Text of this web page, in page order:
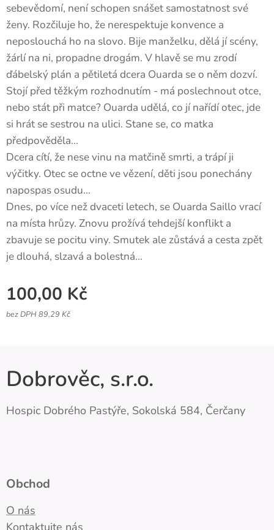
sebevědomí, není schopen snášet samostatnost své
ženy. Rozčiluje ho, že nerespektuje konvence a
neposlouchá ho na slovo. Bije manželku, dělá jí scény,
žárlí na ni, propadne drogám. V hlavě se mu zrodí
ďábelský plán a pětiletá dcera Ouarda se o něm dozví.
Stojí před těžkým rozhodnutím - má poslechnout otce,
nebo stát při matce? Ouarda udělá, co jí nařídí otec, jde
si hrát se sestrou na ulici. Stane se, co matka
předpověděla...
Dcera cítí, že nese vinu na matčině smrti, a trápí ji
výčitky. Otec se octne ve vězení, děti jsou ponechány
napospas osudu...
Dnes, po více než dvaceti letech, se Ouarda Saillo vrací
na místa hrůzy. Znovu prožívá tehdejší konflikt a
zbavuje se pocitu viny. Smutek ale zůstává a cesta zpět
je dlouhá, slzavá a bolestná...
100,00 Kč
bez DPH 89,29 Kč
Dobrověc, s.r.o.
Hospic Dobrého Pastýře, Sokolská 584, Čerčany
Obchod
O nás
Kontaktujte nás